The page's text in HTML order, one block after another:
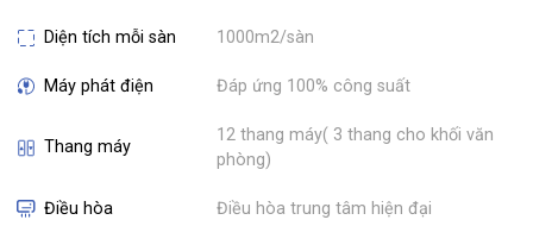
Diện tích mỗi sàn 1000m2/sàn
Máy phát điện Đáp ứng 100% công suất
Thang máy
12 thang máy( 3 thang cho khối văn
phòng)
Điều hòa Điều hòa trung tâm hiện đại